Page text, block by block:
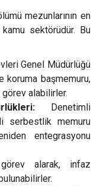
mezunlarının en
sektörüdür. Bu
Genel Müdürlüğü
koruma başmemuru,
alabilirler.
Denetimli
serbestlik memuru
entegrasyonu
alarak, infaz